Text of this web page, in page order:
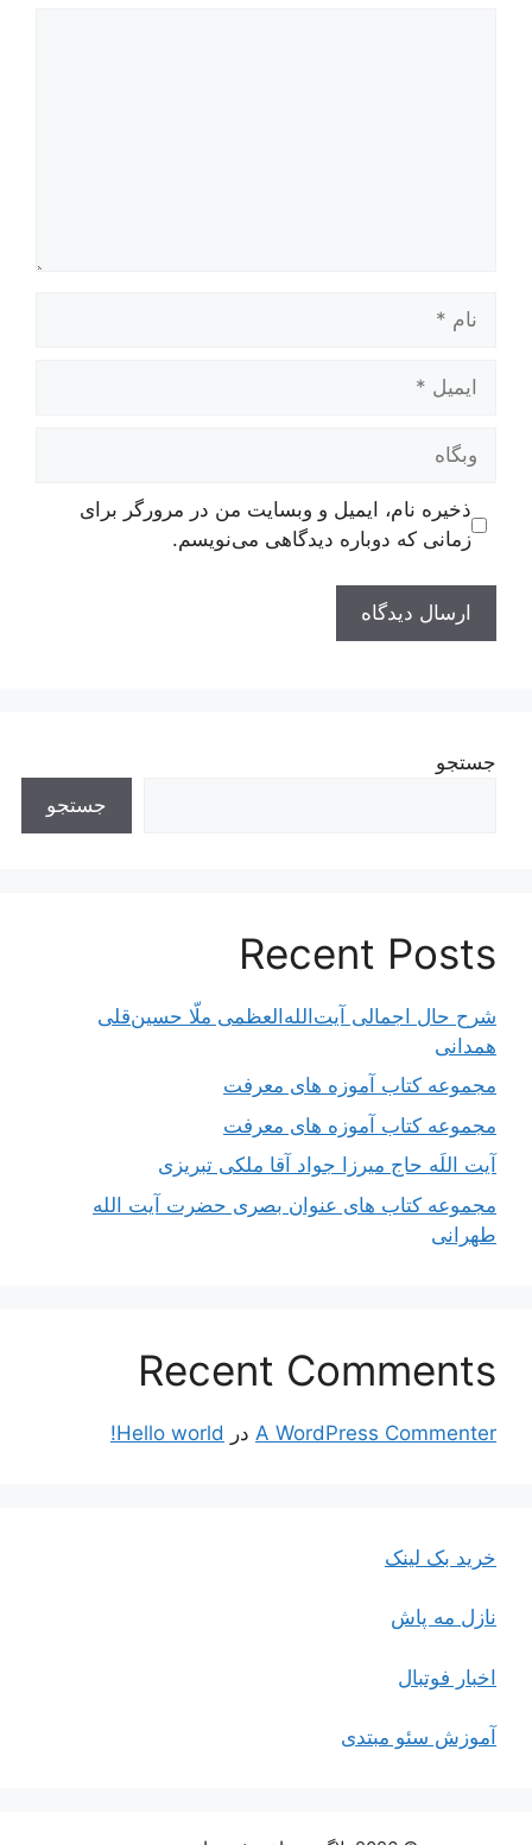
ایمیل
وبگاه
ذخیره نام، ایمیل و وبسایت من در مرورگر برای
زمانی که دوباره دیدگاهی می‌نویسم.
جستجو
جستجو
Recent Posts
شرح حال اجمالی آیت‌الله‌العظمی ملّا حسین‌قلی
همدانی
مجموعه کتاب آموزه های معرفت
مجموعه کتاب آموزه های معرفت
آیت اللَه حاج میرزا جواد آقا ملکی تبریزی
مجموعه کتاب های عنوان بصری حضرت آیت الله
طهرانی
Recent Comments
A WordPress Commenter در Hello world!
خرید بک لینک
نازل مه پاش
اخبار فوتبال
آموزش سئو مبتدی